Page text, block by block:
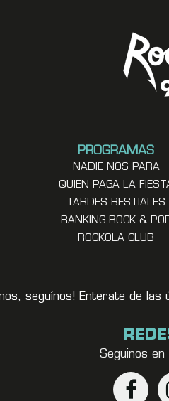
PROGRAMAS
NADIE NOS PARA
QUIEN PAGA LA
TARDES BESTIALES
RANKING ROCK &
ROCKOLA CLUB
seguínos! Enterate de
Seguinos